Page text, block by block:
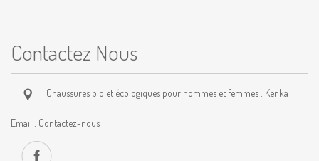
Contactez Nous
Chaussures bio et écologiques pour hommes et femmes : Kenka
Email : Contactez-nous